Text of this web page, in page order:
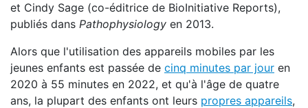
et Cindy Sage (co-éditrice de BioInitiative Reports),
publiés dans Pathophysiology en 2013.
Alors que l'utilisation des appareils mobiles par les
jeunes enfants est passée de cinq minutes par jour en
2020 à 55 minutes en 2022, et qu'à l'âge de quatre
ans, la plupart des enfants ont leurs propres appareils,